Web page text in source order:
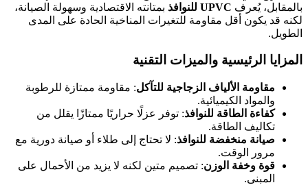
بالمقابل، يُعرف UPVC للنوافذ
بمتانته الاقتصادية وسهولة الصيانة،
لكنه قد يكون أقل مقاومة للتغيرات المناخية الحادة على المدى
الطويل.
المزايا الرئيسية والميزات التقنية
مقاومة الألياف الزجاجية للتآكل: مقاومة ممتازة للرطوبة
والمواد الكيميائية.
كفاءة الطاقة للنوافذ: توفر عزلًا حراريًا ممتازًا يقلل من
تكاليف الطاقة.
صيانة منخفضة للنوافذ: لا تحتاج إلى طلاء أو صيانة دورية مع
مرور الوقت.
قوة وخفة الوزن: تصميم متين لكنه لا يزيد من الأحمال على
المبنى.